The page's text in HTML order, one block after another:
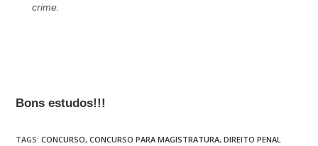
crime.
Bons estudos!!!
TAGS:CONCURSO, CONCURSO PARA MAGISTRATURA, DIREITO PENAL